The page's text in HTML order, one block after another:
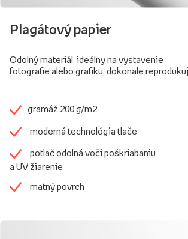
Plagátový papier
Odolný materiál, ideálny na vystavenie
fotografie alebo grafiku, dokonale
gramáž 200 g/m2
moderná technológia tlače
potlač odolná voči poškriabaniu
a UV žiarenie
matný povrch